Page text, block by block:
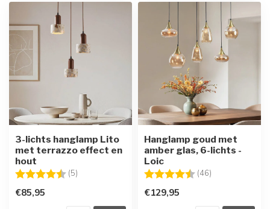
3-lichts hanglamp Lito
met terrazzo effect en
hout
Beoordeling: (5)
€85,95
Hanglamp goud met
amber glas, 6-lichts -
Loic
Beoordeling: (46)
€129,95